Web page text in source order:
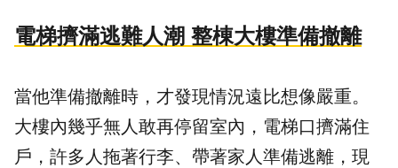
電梯擠滿逃難人潮 整棟大樓準備撤離
當他準備撤離時，才發現情況遠比想像嚴重。
大樓內幾乎無人敢再停留室內，電梯口擠滿住
戶，許多人拖著行李、帶著家人準備逃離，現